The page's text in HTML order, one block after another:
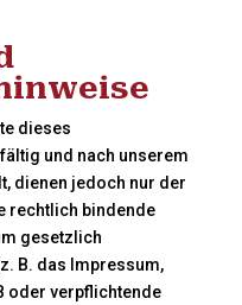
dieses
und nach unserem
dienen jedoch nur der
rechtlich bindende
gesetzlich
B. das Impressum,
oder verpflichtende